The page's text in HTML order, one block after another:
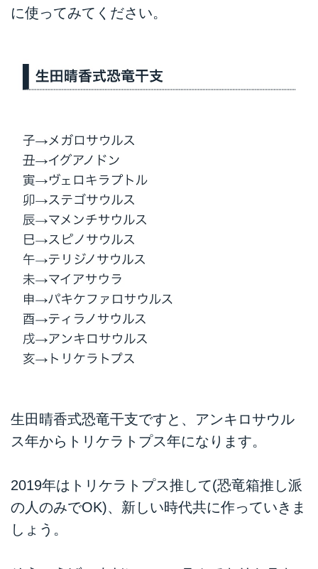
に使ってみてください。
生田晴香式恐竜干支ですと、アンキロサウル
ス年からトリケラトプス年になります。
2019年はトリケラトプス推して(恐竜箱推し派
の人のみでOK)、新しい時代共に作っていきま
しょう。